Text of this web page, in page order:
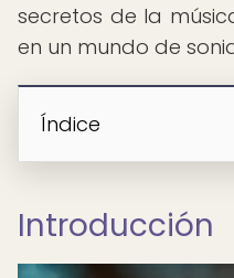
secretos de la
en un mundo de
Índice
Introducción